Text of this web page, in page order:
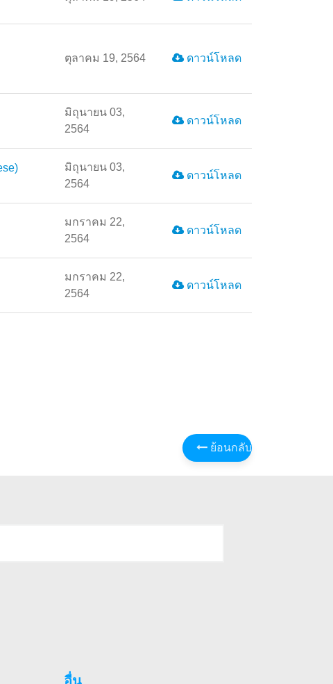
ตุลาคม 19, 2564 ดาวน์โหลด
มิถุนายน 03,
2564
ดาวน์โหลด
มิถุนายน 03,
2564
ดาวน์โหลด
มกราคม 22,
2564
ดาวน์โหลด
มกราคม 22,
2564
ดาวน์โหลด
ย้อนกลับ